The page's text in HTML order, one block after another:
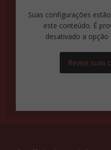
Suas configurações
este conteúdo. É
desativado a opção
Revise suas